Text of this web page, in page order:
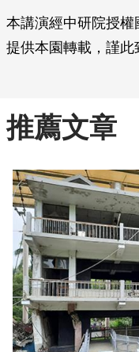
本講演經中研院授
提供本園轉載，謹此
推薦文章